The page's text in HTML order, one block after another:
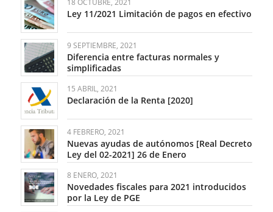
Ley 11/2021 Limitación de pagos en efectivo
9 SEPTIEMBRE, 2021
Diferencia entre facturas normales y
simplificadas
15 ABRIL, 2021
Declaración de la Renta [2020]
4 FEBRERO, 2021
Nuevas ayudas de autónomos [Real Decreto
Ley del 02-2021] 26 de Enero
8 ENERO, 2021
Novedades fiscales para 2021 introducidos
por la Ley de PGE